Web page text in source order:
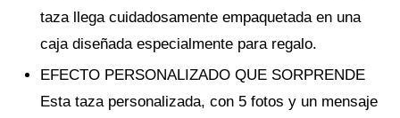
taza llega cuidadosamente empaquetada en una
caja diseñada especialmente para regalo.
EFECTO PERSONALIZADO QUE SORPRENDE
Esta taza personalizada, con 5 fotos y un mensaje